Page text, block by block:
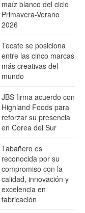
maíz blanco del ciclo
Primavera-Verano
2026
Tecate se posiciona
entre las cinco marcas
más creativas del
mundo
JBS firma acuerdo con
Highland Foods para
reforzar su presencia
en Corea del Sur
Tabañero es
reconocida por su
compromiso con la
calidad, innovación y
excelencia en
fabricación